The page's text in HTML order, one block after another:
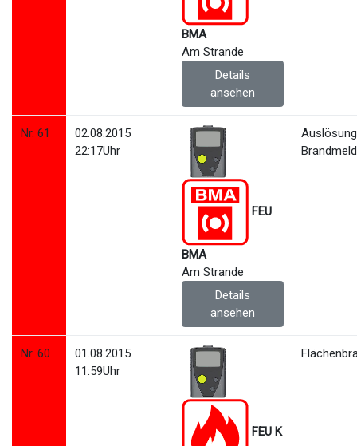
BMA
Am Strande
Details
ansehen
Nr. 61
02.08.2015
22:17Uhr
FEU
BMA
Am Strande
Details
ansehen
Auslösung
Nr. 60
01.08.2015
11:59Uhr
FEU K